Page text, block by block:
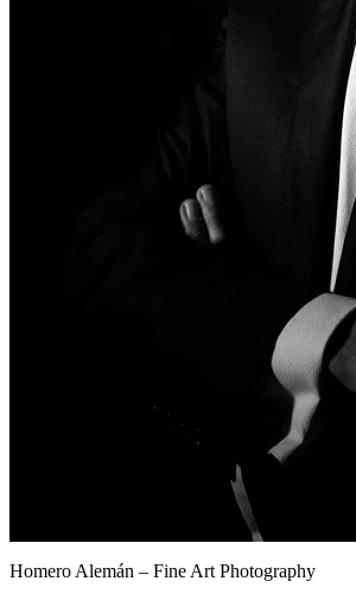
Homero Alemán – Fine Art Photography